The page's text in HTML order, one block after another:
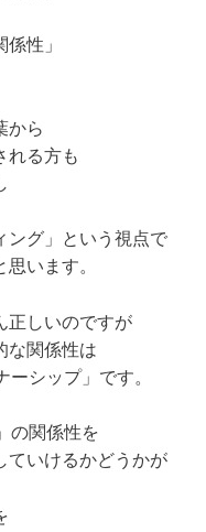
係性」
から
れる方も
ング」という視点で
います。
正しいのですが
な関係性は
ーシップ」です。
の関係性を
ていけるかどうかが